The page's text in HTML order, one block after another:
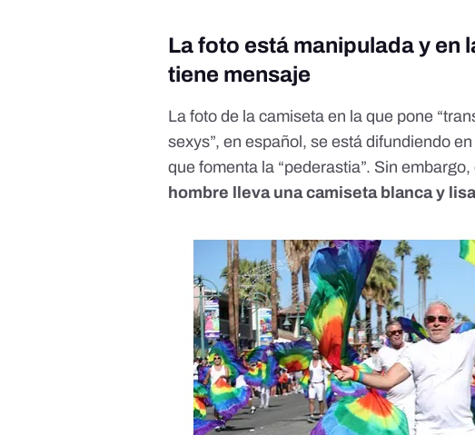
La foto está manipulada y en
tiene mensaje
La foto de la camiseta en la que pone
sexys”, en español, se está difundiendo
quefomenta la “pederastia”. Sin embargo,
hombre lleva una camiseta blanca y